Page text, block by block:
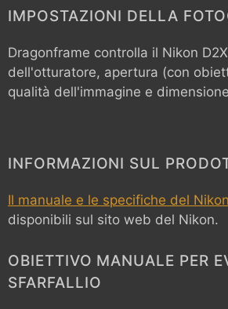
IMPOSTAZIONI DELLA
Dragonframe controlla il Nikon D2X
dell'otturatore, apertura (con
qualità dell'immagine e
INFORMAZIONI SUL
Il manuale e le specifiche del
disponibili sul sito web del Nikon.
OBIETTIVO MANUALE PER
SFARFALLIO